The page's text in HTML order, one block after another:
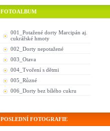
FOTOALBUM
001_Potažené dorty Marcipán aj.
cukrářské hmoty
002_Dorty nepotažené
003_Otava
004_Tvoření s dětmi
005_Různé
006_Dorty bez bílého cukru
POSLEDNÍ FOTOGRAFIE